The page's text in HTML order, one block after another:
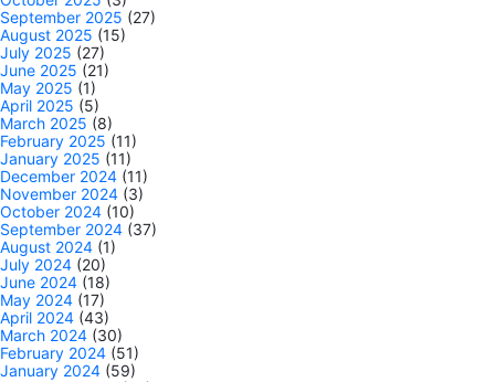
September 2025 (27)
August 2025 (15)
July 2025 (27)
June 2025 (21)
May 2025 (1)
April 2025 (5)
March 2025 (8)
February 2025 (11)
January 2025 (11)
December 2024 (11)
November 2024 (3)
October 2024 (10)
September 2024 (37)
August 2024 (1)
July 2024 (20)
June 2024 (18)
May 2024 (17)
April 2024 (43)
March 2024 (30)
February 2024 (51)
January 2024 (59)